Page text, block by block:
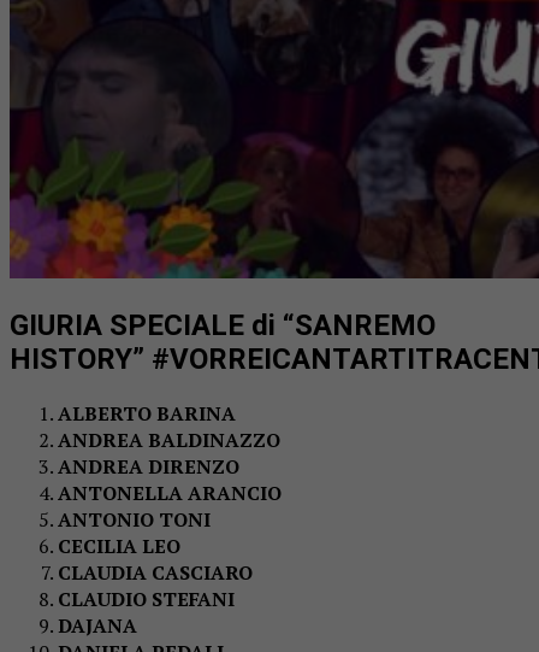
GIURIA SPECIALE di “SANREMO
HISTORY”
ALBERTO BARINA
ANDREA BALDINAZZO
ANDREA DIRENZO
ANTONELLA ARANCIO
ANTONIO TONI
CECILIA LEO
CLAUDIA CASCIARO
CLAUDIO STEFANI
DAJANA